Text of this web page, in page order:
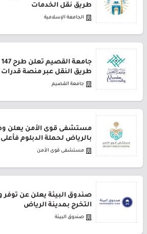
طريق نقل الخدمات
الجامعة الإسلامية
طريق النقل عبر منصة قدرات
جامعة القصيم
مستشفى قوى الأمن يعلن
بالرياض لحملة الدبلوم فأعلى
مستشفى قوى الأمن
صندوق البيئة يعلن عن
التخرج بمدينة الرياض
صندوق البيئة